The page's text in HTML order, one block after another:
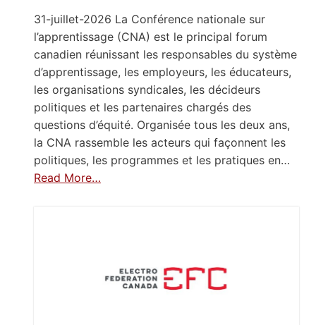
31-juillet-2026 La Conférence nationale sur
l’apprentissage (CNA) est le principal forum
canadien réunissant les responsables du système
d’apprentissage, les employeurs, les éducateurs,
les organisations syndicales, les décideurs
politiques et les partenaires chargés des
questions d’équité. Organisée tous les deux ans,
la CNA rassemble les acteurs qui façonnent les
politiques, les programmes et les pratiques en…
Read More…